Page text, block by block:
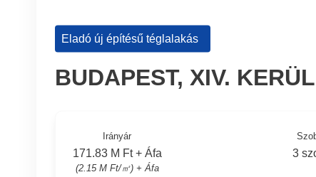
Eladó új építésű téglalakás
BUDAPEST, XIV.
Irányár
171.83 M Ft + Áfa
(2.15 M Ft/㎡) + Áfa
3